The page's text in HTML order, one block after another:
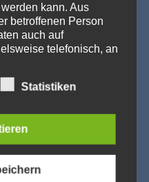
kann. Aus
betroffenen Person
auch auf
telefonisch, an
den Begrifflichkeiten, die
und Verordnungsgeber
(DS-GVO)
soll sowohl
Kunden und
verständlich sein. Um
vorab die verwendeten
Statistiken